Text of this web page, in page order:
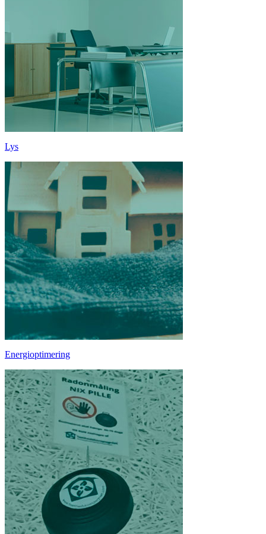
Lys
Energioptimering